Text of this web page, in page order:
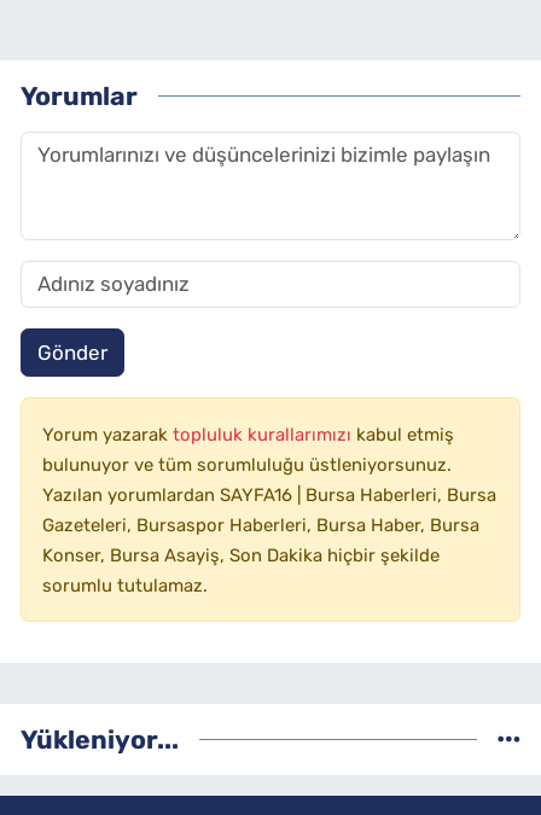
Yorumlar
Gönder
Yorum yazarak topluluk kurallarımızı kabul etmiş
bulunuyor ve tüm sorumluluğu üstleniyorsunuz.
Yazılan yorumlardan SAYFA16 | Bursa Haberleri, Bursa
Gazeteleri, Bursaspor Haberleri, Bursa Haber, Bursa
Konser, Bursa Asayiş, Son Dakika hiçbir şekilde
sorumlu tutulamaz.
Yükleniyor...